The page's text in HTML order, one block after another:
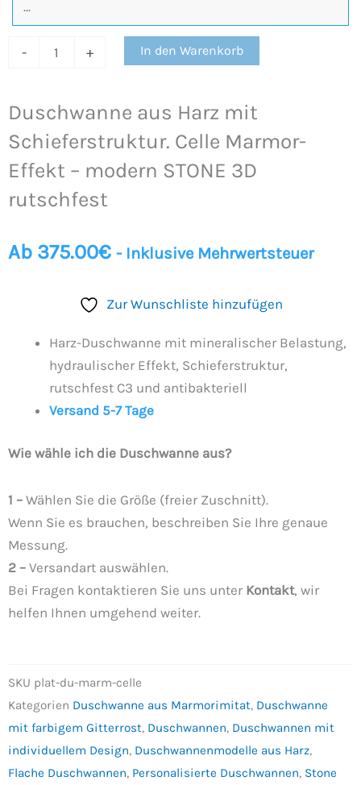
Duschwanne aus Harz mit
Schieferstruktur. Celle Marmor-
Effekt – modern STONE 3D
rutschfest
Ab 375.00€ - Inklusive Mehrwertsteuer
Zur Wunschliste hinzufügen
Harz-Duschwanne mit mineralischer Belastung,
hydraulischer Effekt, Schieferstruktur,
rutschfest C3 und antibakteriell
Versand 5-7 Tage
Wie wähle ich die Duschwanne aus?
1 – Wählen Sie die Größe (freier Zuschnitt).
Wenn Sie es brauchen, beschreiben Sie Ihre genaue
Messung.
2 – Versandart auswählen.
Bei Fragen kontaktieren Sie uns unter Kontakt, wir
helfen Ihnen umgehend weiter.
SKU plat-du-marm-celle
Kategorien Duschwanne aus Marmorimitat, Duschwanne
mit farbigem Gitterrost, Duschwannen, Duschwannen mit
individuellem Design, Duschwannenmodelle aus Harz,
Flache Duschwannen, Personalisierte Duschwannen, Stone
-
rutschfest
+ In den Warenkorb